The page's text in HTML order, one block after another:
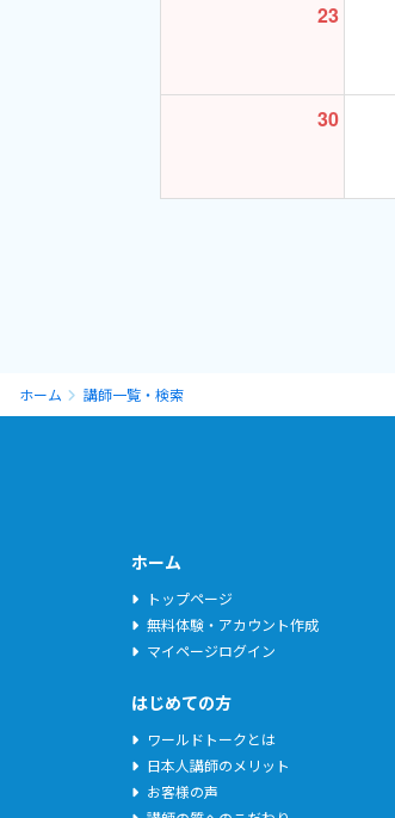
23
30
ホーム 講師一覧・検索
ホーム
トップページ
無料体験・アカウント作成
マイページログイン
はじめての方
ワールドトークとは
日本人講師のメリット
お客様の声